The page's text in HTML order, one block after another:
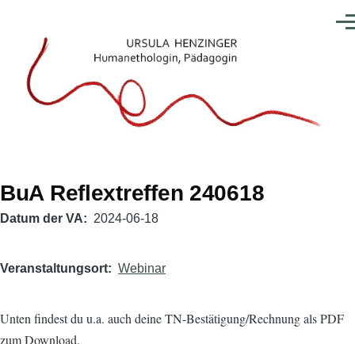
BuA Reflextreffen 240618
Datum der VA 2024-06-18
Veranstaltungsort Webinar
Unten findest du u.a. auch deine TN-Bestätigung/Rechnung als PDF
zum Download.